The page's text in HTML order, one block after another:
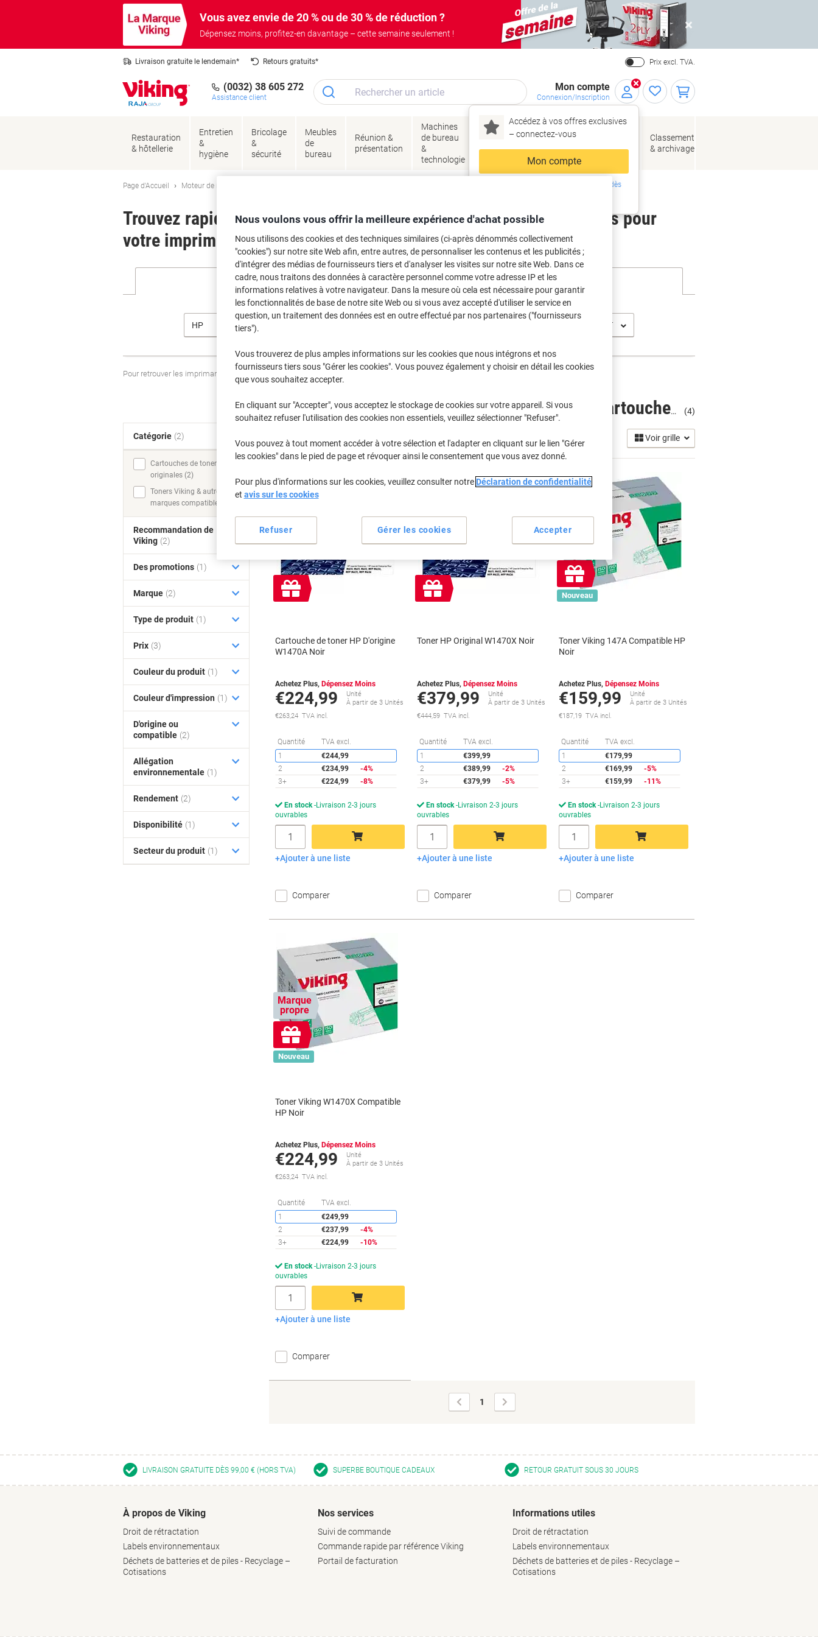
Vous avez envie de 20 % ou de 30 % de réduction ?
Dépensez moins, profitez-en davantage – cette semaine seulement !
Close
Livraison gratuite le lendemain* Retours gratuits* Prix excl. TVA.
(0032) 38 605 272
Assistance client
Mon compte
Connexion/Inscription
Accédez à vos offres exclusives
– connectez‑vous
Mon compte
Inscrivez-vous dès
Restauration
& hôtellerie
Entretien
&
hygiène
Bricolage
&
sécurité
Meubles
de
bureau
Réunion &
présentation
Machines
de bureau
&
technologie
Encres
Papier,
enveloppes
&
emballage
de bureau
Classement
& archivage
Page d'Accueil Moteur de recherche d'encre et toner
Trouvez rapidement les cartouches d'encre, toners ou les étiquettes pour
votre imprimante.
Sélectionner la marque, la gamme et le modèle
HP
Pour retrouver les imprimantes listées et/ou les cartouches précédemment achetées Se connecter
HP Laserjet Enterprise Flow MFP M 635 FHT Cartouches Toner (4)
Trier par : Voir grille
Cadeau
gratuit
Cartouche de toner HP D'origine
W1470A Noir
Achetez Plus, Dépensez Moins
€224,99
Unité
À partir de 3 Unités
€263,24 TVA incl.
Quantité TVA excl.
Économies
1
€244,99
2
€234,99
-4%
3+
€224,99 -8%
En stock Livraison 2-3 jours
ouvrables
Quantité
Ajouter au panier
Ajouter à une liste
Comparer
Cadeau
gratuit
Toner HP Original W1470X Noir
Achetez Plus, Dépensez Moins
€379,99
Unité
À partir de 3 Unités
€444,59 TVA incl.
Quantité TVA excl.
Économies
1
€399,99
2
€389,99
-2%
3+
€379,99 -5%
En stock Livraison 2-3 jours
ouvrables
Quantité
Ajouter au panier
Ajouter à une liste
Comparer
Cadeau
gratuit
Nouveau
Toner Viking 147A Compatible HP
Noir
Achetez Plus, Dépensez Moins
€159,99
Unité
À partir de 3 Unités
€187,19 TVA incl.
Quantité TVA excl.
1
€179,99
2
€169,99
-5%
3+
€159,99 -11%
En stock Livraison 2-3 jours
ouvrables
Quantité
Ajouter au panier
Ajouter à une liste
Comparer
Marque
propre
Cadeau
gratuit
Nouveau
Toner Viking W1470X Compatible
HP Noir
Achetez Plus, Dépensez Moins
€224,99
Unité
À partir de 3 Unités
€263,24 TVA incl.
Quantité TVA excl.
1
€249,99
2
€237,99
-4%
3+
€224,99 -10%
En stock Livraison 2-3 jours
ouvrables
Quantité
Ajouter au panier
Ajouter à une liste
Comparer
Page
précédente
1
suivante
Catégorie (2)
Cartouches de toner
originales (2)
Toners Viking & autres
marques compatibles (2)
Recommandation de
Viking (2)
Des promotions (1)
Marque (2)
Type de produit (1)
Prix (3)
Couleur du produit (1)
Couleur d'impression (1)
D'origine ou
compatible (2)
Allégation
environnementale (1)
Rendement (2)
Disponibilité (1)
Secteur du produit (1)
LIVRAISON GRATUITE DÈS 99,00 € (HORS TVA) SUPERBE BOUTIQUE CADEAUX RETOUR GRATUIT SOUS 30 JOURS
À propos de Viking
Droit de rétractation
Labels environnementaux
Déchets de batteries et de piles - Recyclage –
Cotisations
Nos services
Suivi de commande
Commande rapide par référence Viking
Portail de facturation
Informations utiles
Droit de rétractation
Labels environnementaux
Déchets de batteries et de piles - Recyclage –
Cotisations
Nous voulons vous offrir la meilleure expérience d'achat possible
Nous utilisons des cookies et des techniques similaires (ci-après dénommés collectivement
"cookies") sur notre site Web afin, entre autres, de personnaliser les contenus et les publicités ;
d'intégrer des médias de fournisseurs tiers et d'analyser les visites sur notre site Web. Dans ce
cadre, nous traitons des données à caractère personnel comme votre adresse IP et les
informations relatives à votre navigateur. Dans la mesure où cela est nécessaire pour garantir
les fonctionnalités de base de notre site Web ou si vous avez accepté d'utiliser le service en
question, un traitement des données est en outre effectué par nos partenaires ("fournisseurs
tiers").
Vous trouverez de plus amples informations sur les cookies que nous intégrons et nos
fournisseurs tiers sous "Gérer les cookies". Vous pouvez également y choisir en détail les cookies
que vous souhaitez accepter.
En cliquant sur "Accepter", vous acceptez le stockage de cookies sur votre appareil. Si vous
souhaitez refuser l'utilisation des cookies non essentiels, veuillez sélectionner "Refuser".
Vous pouvez à tout moment accéder à votre sélection et l'adapter en cliquant sur le lien "Gérer
les cookies" dans le pied de page et révoquer ainsi le consentement que vous avez donné.
Pour plus d'informations sur les cookies, veuillez consulter notre Déclaration de confidentialité
et avis sur les cookies
Gérer les cookies
Refuser Accepter